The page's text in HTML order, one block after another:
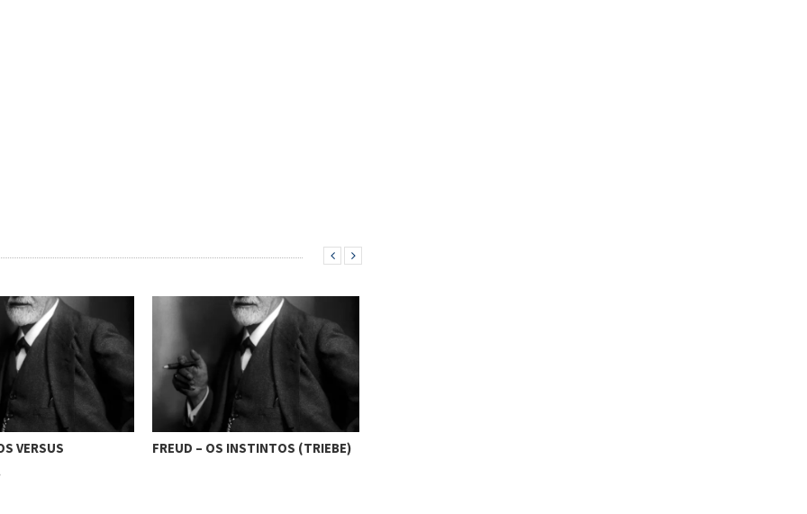
VERSUS
FREUD – OS INSTINTOS (TRIEBE)